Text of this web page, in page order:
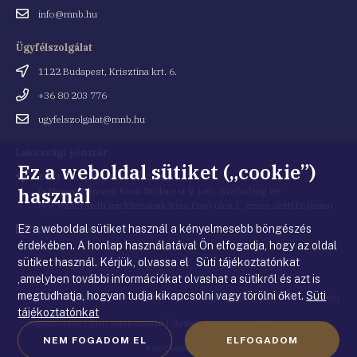
Emailinfo@mnb.hu
Ügyfélszolgálat
Cím
1122 Budapest, Krisztina krt. 6.
Telefonszám
+36 80 203 776
Emailugyfelszolgalat@mnb.hu
Cím 1054 Budapest, Kiss Ernő utca 1.
(a Magyar Nemzeti Bank Budapest V. ker., Szabadság tér
8-9. szám alatti székházának Kiss Ernő utca 1. szám alatti bejárata)
Email
cím
penztar@mnb.hu
© Magyar Nemzeti Bank |Impresszum|Jogi nyilatkozat|Adatkezelési
tájékoztató|Süti tájékoztató| Gyakorlati tudnivalók a honlappal
kapcsolatban
Ez a weboldal sütiket („cookie”)
használ
Ez a weboldal sütiket használ a kényelmesebb böngészés
érdekében. A honlap használatával Ön elfogadja, hogy az oldal
sütiket használ. Kérjük, olvassa el Süti tájékoztatónkat
,amelyben további információkat olvashat a sütikről és azt is
megtudhatja, hogyan tudja kikapcsolni vagy törölni őket.Süti
tájékoztatónkat
NEM FOGADOM EL ELFOGADOM